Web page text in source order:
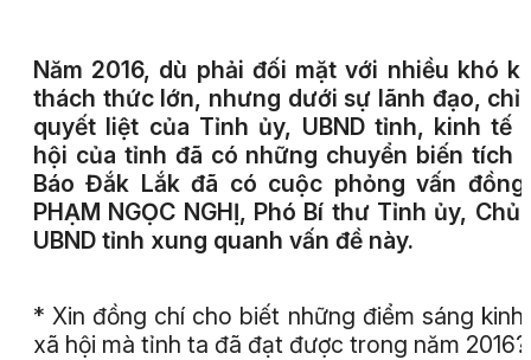
Năm 2016, dù phải đối mặt với nhiều khó
thách thức lớn, nhưng dưới sự lãnh đạo, chỉ
quyết liệt của Tỉnh ủy, UBND tỉnh, kinh tế
hội của tỉnh đã có những chuyển biến tích
Báo Đắk Lắk đã có cuộc phỏng vấn
PHẠM NGỌC NGHỊ, Phó Bí thư Tỉnh ủy, Chủ
UBND tỉnh xung quanh vấn đề này.
* Xin đồng chí cho biết những điểm sáng
xã hội mà tỉnh ta đã đạt được trong năm 2016?